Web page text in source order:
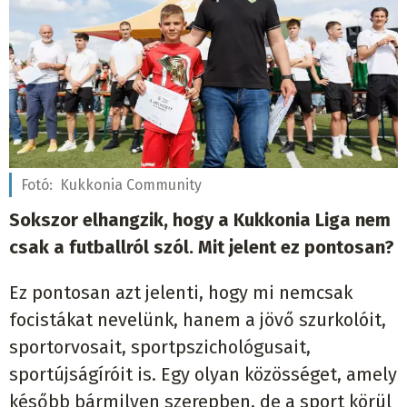
Fotó: Kukkonia Community
Sokszor elhangzik, hogy a Kukkonia Liga nem
csak a futballról szól. Mit jelent ez pontosan?
Ez pontosan azt jelenti, hogy mi nemcsak
focistákat nevelünk, hanem a jövő szurkolóit,
sportorvosait, sportpszichológusait,
sportújságíróit is. Egy olyan közösséget, amely
később bármilyen szerepben, de a sport körül